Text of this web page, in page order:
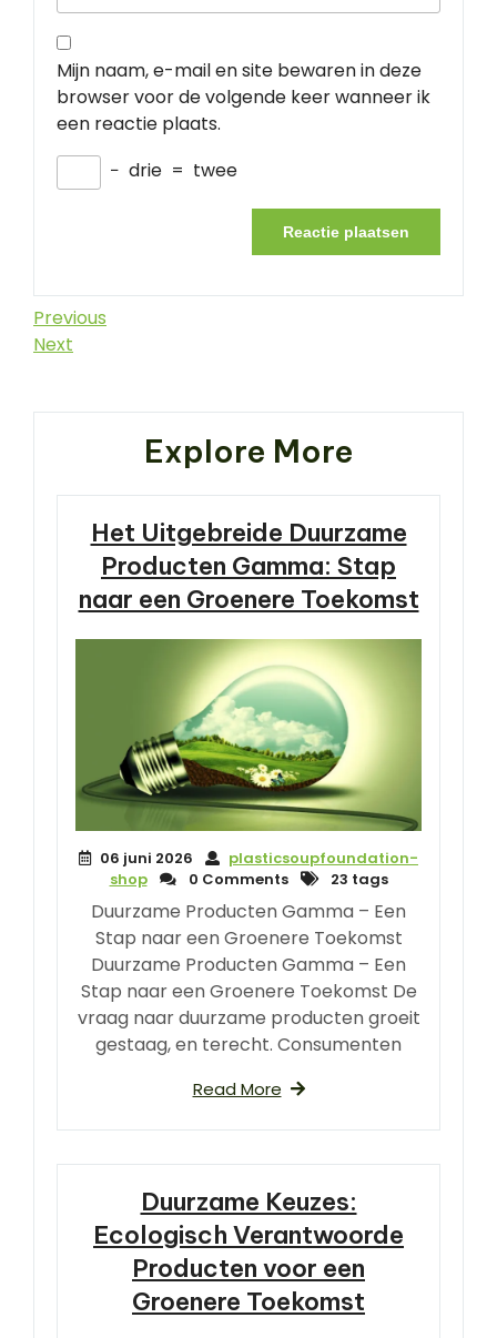
Mijn naam, e-mail en site bewaren in deze
browser voor de volgende keer wanneer ik
een reactie plaats.
− drie = twee
Berichtnavigatie
Previous
Post
Previous
Next
Next
Explore More
Het Uitgebreide Duurzame
Producten Gamma: Stap
naar een Groenere Toekomst
06 juni 2026
plasticsoupfoundation-
shop
0 Comments 23 tags
Duurzame Producten Gamma – Een
Stap naar een Groenere Toekomst
Duurzame Producten Gamma – Een
Stap naar een Groenere Toekomst De
vraag naar duurzame producten groeit
gestaag, en terecht. Consumenten
Read More
Duurzame Keuzes:
Ecologisch Verantwoorde
Producten voor een
Groenere Toekomst